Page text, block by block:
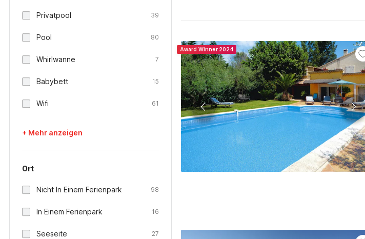
Privatpool 39
Pool 80
Whirlwanne 7
Babybett 15
Wifi 61
+ Mehr anzeigen
Ort
Nicht In Einem Ferienpark 98
In Einem Ferienpark 16
Seeseite 27
Award Winner 2024